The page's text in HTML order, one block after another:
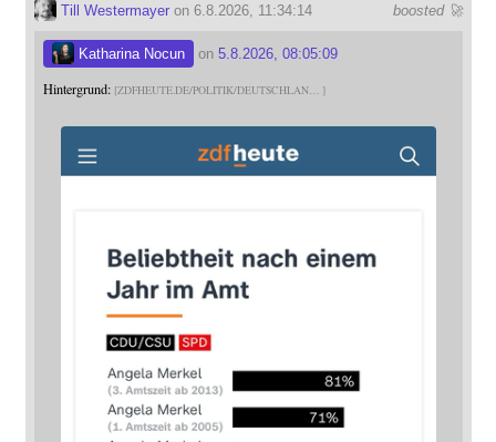
boosted 🚀
Till Westermayeron 6.8.2026, 11:34:14
Katharina Nocun on 5.8.2026, 08:05:09
Hintergrund: ZDFHEUTE.DE/POLITIK/DEUTSCHLAN